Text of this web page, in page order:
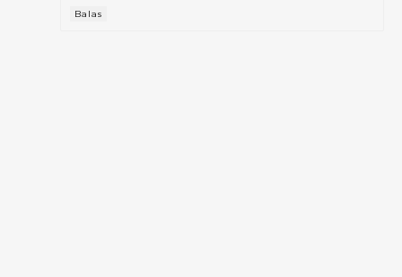
Balas